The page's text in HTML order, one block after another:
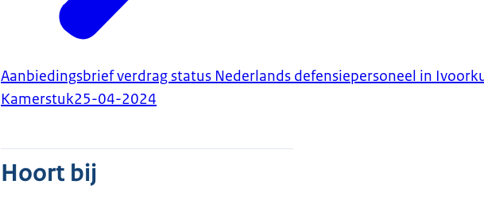
Aanbiedingsbrief verdrag status Nederlands defensiepersoneel in
Kamerstuk25-04-2024
Hoort bij